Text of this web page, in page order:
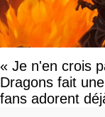
« Je n'en crois
Dragons fait
fans adorent